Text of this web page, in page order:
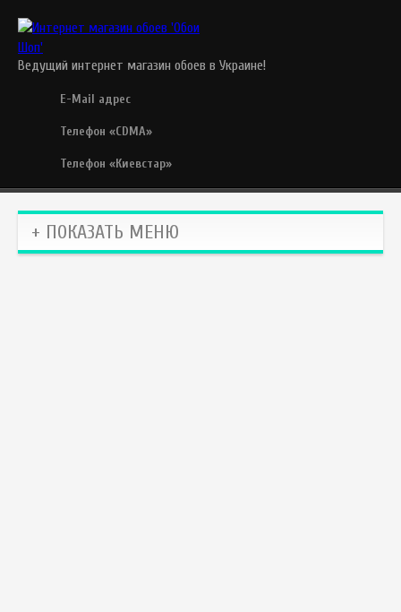
Ведущий интернет магазин обоев в Украине!
E-Mail адрес
Телефон «CDMA»
Телефон «Киевстар»
+ ПОКАЗАТЬ МЕНЮ